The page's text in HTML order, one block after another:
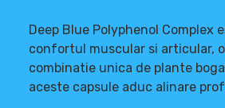
Deep Blue Polyphenol
confortul muscular si articular,
combinatie unica de plante
aceste capsule aduc alinare